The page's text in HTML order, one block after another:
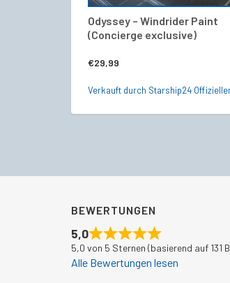
Odyssey – Windrider Paint
(Concierge exclusive)
€29,99
Verkauft durch Starship24
BEWERTUNGEN
5,0
5,0 von 5 Sternen (basierend auf 131
Alle Bewertungen lesen